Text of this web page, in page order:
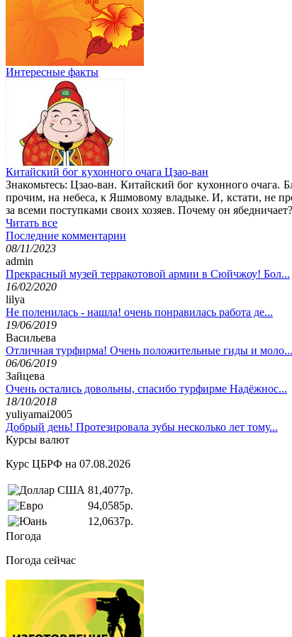
Интересные факты
Китайский бог кухонного очага Цзао-ван
Знакомьтесь: Цзао-ван. Китайский бог кухонного
прочим, на небеса, к Яшмовому владыке. И, кстати, не
за всеми поступками своих хозяев. Почему он ябедничает?
Читать все
Последние комментарии
08/11/2023
admin
Прекрасный музей терракотовой армии в Сюйчжоу! Бол...
16/02/2020
lilya
Не поленилась - нашла! очень понравилась работа де...
19/06/2019
Васильева
Отличная турфирма! Очень положительные гиды и моло...
06/06/2019
Зайцева
Очень остались довольны, спасибо турфирме Надёжнос...
18/10/2018
yuliyamai2005
Добрый день! Протезировала зубы несколько лет тому...
Курсы валют
Курс ЦБРФ на 07.08.2026
81,4077р.
94,0585р.
12,0637р.
Погода
Погода сейчас